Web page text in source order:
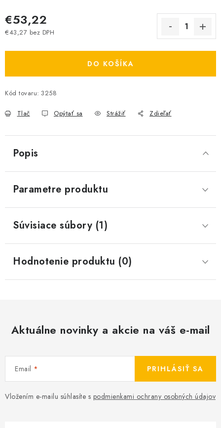
€53,22
€43,27 bez DPH
DO KOŠÍKA
Kód tovaru: 3258
Tlač Opýtať sa Strážiť Zdieľať
Popis
Parametre produktu
Súvisiace súbory (1)
Hodnotenie produktu (0)
Aktuálne novinky a akcie na váš e-mail
Email
Vložením e-mailu súhlasíte s podmienkami ochrany osobných údajov
PRIHLÁSIŤ SA